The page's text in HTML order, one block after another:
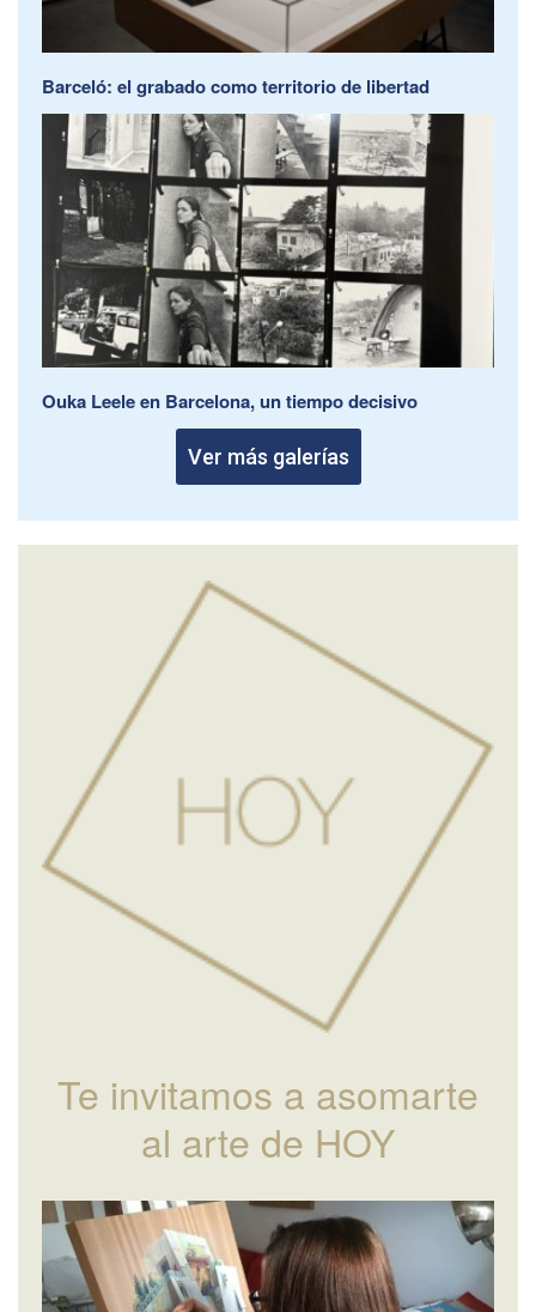
Barceló: el grabado como territorio de libertad
Ouka Leele en Barcelona, un tiempo decisivo
Ver más galerías
Te invitamos a asomarte
al arte de HOY